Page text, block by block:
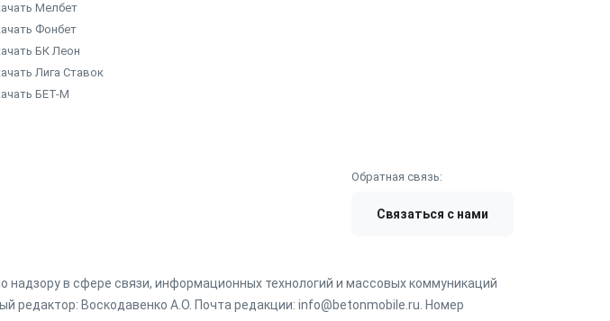
Мелбет
Фонбет
БК Леон
Лига Ставок
БЕТ-М
Обратная связь:
Связаться с нами
в сфере связи, информационных технологий и массовых коммуникаций
редактор: Воскодавенко А.О. Почта редакции: info@betonmobile.ru. Номер